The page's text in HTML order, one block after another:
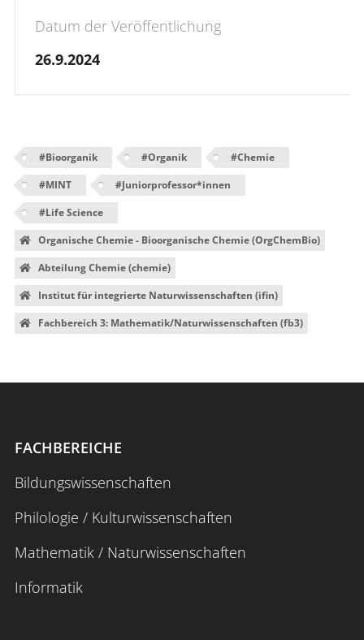
Datum der Veröffentlichung
26.9.2024
#Bioorganik #Organik #Chemie
#MINT #Juniorprofessor*innen
#Life Science
Organische Chemie - Bioorganische Chemie (OrgChemBio)
Abteilung Chemie (chemie)
Institut für integrierte Naturwissenschaften (ifin)
Fachbereich 3: Mathematik/Naturwissenschaften (fb3)
FACHBEREICHE
Bildungswissenschaften
Philologie / Kulturwissenschaften
Mathematik / Naturwissenschaften
Informatik